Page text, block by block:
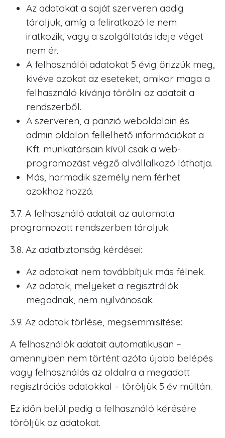
Az adatokat a saját szerveren addig
tároljuk, amíg a feliratkozó le nem
iratkozik, vagy a szolgáltatás ideje véget
nem ér.
A felhasználói adatokat 5 évig őrizzük meg,
kivéve azokat az eseteket, amikor maga a
felhasználó kívánja törölni az adatait a
rendszerből.
A szerveren, a panzió weboldalain és
admin oldalon fellelhető információkat a
Kft. munkatársain kívül csak a web-
programozást végző alvállalkozó láthatja.
Más, harmadik személy nem férhet
azokhoz hozzá.
3.7. A felhasználó adatait az automata
programozott rendszerben tároljuk.
3.8. Az adatbiztonság kérdései:
Az adatokat nem továbbítjuk más félnek.
Az adatok, melyeket a regisztrálók
megadnak, nem nyilvánosak.
3.9. Az adatok törlése, megsemmisítése:
A felhasználók adatait automatikusan –
amennyiben nem történt azóta újabb belépés
vagy felhasználás az oldalra a megadott
regisztrációs adatokkal – töröljük 5 év múltán.
Ez időn belül pedig a felhasználó kérésére
töröljük az adatokat.